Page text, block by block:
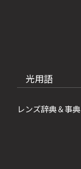
光用語
レンズ辞典＆事典